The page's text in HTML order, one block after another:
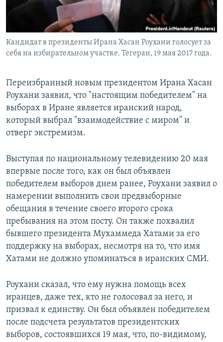
Кандидат в президенты Ирана Хасан Роухани голосует за
себя на избирательном участке. Тегеран, 19 мая 2017 года.
Переизбранный новым президентом Ирана Хасан
Роухани заявил, что "настоящим победителем" на
выборах в Иране является иранский народ,
который выбрал "взаимодействие с миром" и
отверг экстремизм.
Выступая по национальному телевидению 20 мая
впервые после того, как он был объявлен
победителем выборов днем ранее, Роухани заявил о
намерении выполнить свои предвыборные
обещания в течение своего второго срока
пребывания на этом посту. Он также похвалил
бывшего президента Мухаммеда Хатами за его
поддержку на выборах, несмотря на то, что имя
Хатами не должно упоминаться в иранских СМИ.
Роухани сказал, что ему нужна помощь всех
иранцев, даже тех, кто не голосовал за него, и
призвал к единству. Он был объявлен победителем
после подсчета результатов президентских
выборов, состоявшихся 19 мая, что, по-видимому,